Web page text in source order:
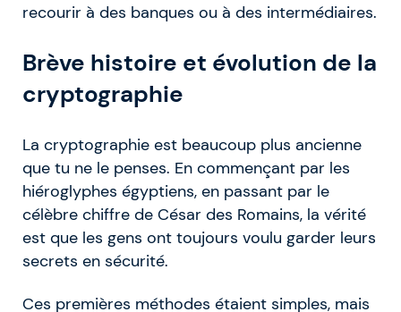
recourir à des banques ou à des intermédiaires.
Brève histoire et évolution de la
cryptographie
La cryptographie est beaucoup plus ancienne
que tu ne le penses. En commençant par les
hiéroglyphes égyptiens, en passant par le
célèbre chiffre de César des Romains, la vérité
est que les gens ont toujours voulu garder leurs
secrets en sécurité.
Ces premières méthodes étaient simples, mais